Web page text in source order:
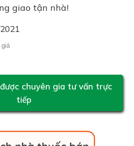
giao tận nhà!
giá
chuyên gia tư vấn trực
tiếp